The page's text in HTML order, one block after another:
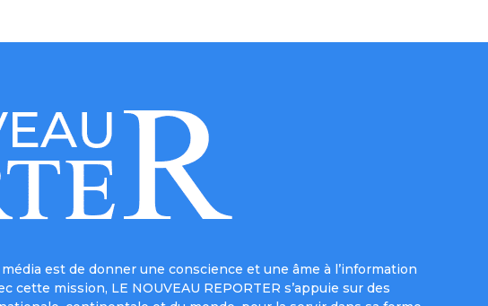
est de donner une conscience et une âme à l’information
cette mission, LE NOUVEAU REPORTER s’appuie sur des